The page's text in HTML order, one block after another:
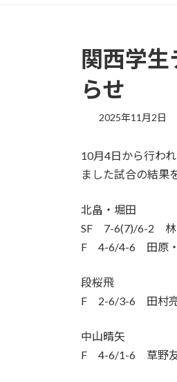
関西学
らせ
2025年11月2日
10月4日から行わ
ました試合の結果
北畠・堀田
SF 7-6(7)/6-2 林
F 4-6/4-6 田原・
段桜飛
F 2-6/3-6 田村亮
中山晴矢
F 4-6/1-6 草野